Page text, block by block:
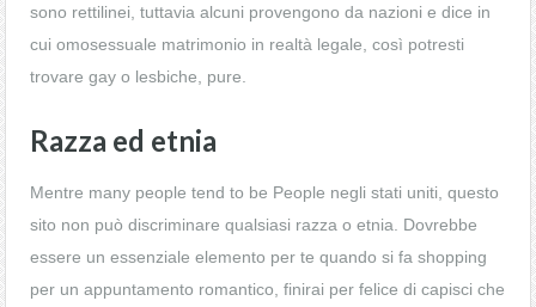
sono rettilinei, tuttavia alcuni provengono da nazioni e dice in
cui omosessuale matrimonio in realtà legale, così potresti
trovare gay o lesbiche, pure.
Razza ed etnia
Mentre many people tend to be People negli stati uniti, questo
sito non può discriminare qualsiasi razza o etnia. Dovrebbe
essere un essenziale elemento per te quando si fa shopping
per un appuntamento romantico, finirai per felice di capisci che